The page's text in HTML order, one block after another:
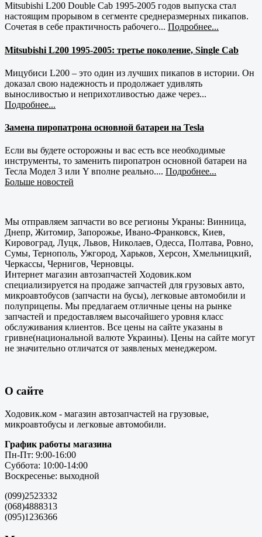
Mitsubishi L200 Double Cab 1995-2005 годов выпуска стал
настоящим прорывом в сегменте среднеразмерных пикапов.
Сочетая в себе практичность рабочего... Подробнее...
Mitsubishi L200 1995-2005: третье поколение, Single Cab
Мицубиси L200 – это один из лучших пикапов в истории. Он
доказал свою надежность и продолжает удивлять
выносливостью и неприхотливостью даже через...
Подробнее...
Замена пиропатрона основной батареи на Tesla
Если вы будете осторожны и вас есть все необходимые
инструменты, то заменить пиропатрон основной батареи на
Тесла Модел 3 или Y вполне реально.... Подробнее...
Больше новостей
Мы отправляем запчасти во все регионы Украны: Винница,
Днепр, Житомир, Запорожье, Ивано-Франковск, Киев,
Кировоград, Луцк, Львов, Николаев, Одесса, Полтава, Ровно,
Сумы, Тернополь, Ужгород, Харьков, Херсон, Хмельницкий,
Черкассы, Чернигов, Черновцы.
Интернет магазин автозапчастей Ходовик.ком
специализируется на продаже запчастей для грузовых авто,
микроавтобусов (запчасти на бусы), легковые автомобили и
полуприцепы. Мы предлагаем отличные цены на рынке
запчастей и предоставляем высочайшего уровня класс
обслуживания клиентов. Все цены на сайте указаны в
гривне(национальной валюте Украины). Цены на сайте могут
не значительно отличатся от заявленых менеджером.
О сайте
Ходовик.ком - магазин автозапчастей на грузовые,
микроавтобусы и легковые автомобили.
График работы магазина
Пн-Пт: 9:00-16:00
Суббота: 10:00-14:00
Воскресенье: выходной
(099)2523332
(068)4888313
(095)1236366